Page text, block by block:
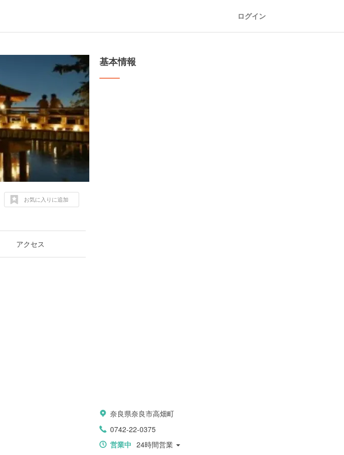
ログイン
お気に入りに追加
アクセス
基本情報
奈良県奈良市高畑町
0742-22-0375
営業中 24時間営業